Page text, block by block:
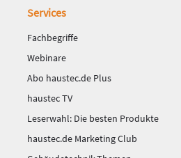
Services
Fachbegriffe
Webinare
Abo haustec.de Plus
haustec TV
Leserwahl: Die besten Produkte
haustec.de Marketing Club